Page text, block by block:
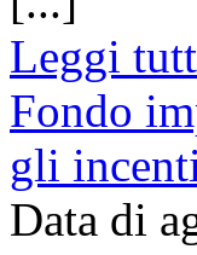
Leggi
Fondo
gli
Data di